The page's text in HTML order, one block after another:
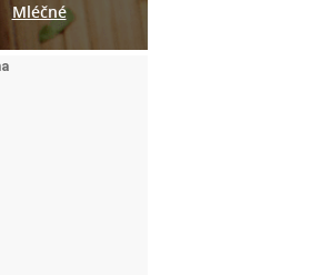
Mléčné